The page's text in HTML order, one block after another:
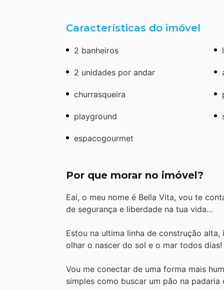
Características do imóvel
2 banheiros
2 unidades por andar
churrasqueira
playground
espacogourmet
Por que morar no imóvel?
Eai, o meu nome é Bella Vita, vou te
de segurança e liberdade na tua vida…
Estou na ultima linha de construção
olhar o nascer do sol e o mar todos dias!
Vou me conectar de uma forma mais
simples como buscar um pão na